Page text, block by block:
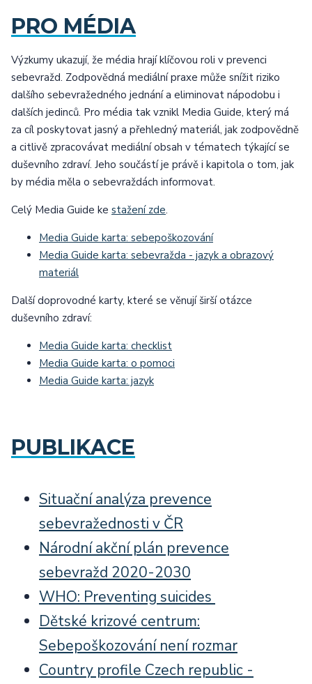
PRO MÉDIA
Výzkumy ukazují, že média hrají klíčovou roli v prevenci
sebevražd. Zodpovědná mediální praxe může snížit riziko
dalšího sebevražedného jednání a eliminovat nápodobu i
dalších jedinců. Pro média tak vznikl Media Guide, který má
za cíl poskytovat jasný a přehledný materiál, jak zodpovědně
a citlivě zpracovávat mediální obsah v tématech týkající se
duševního zdraví. Jeho součástí je právě i kapitola o tom, jak
by média měla o sebevraždách informovat.
Celý Media Guide ke stažení zde.
Media Guide karta: sebepoškozování
Media Guide karta: sebevražda - jazyk a obrazový
materiál
Další doprovodné karty, které se věnují širší otázce
duševního zdraví:
Media Guide karta: checklist
Media Guide karta: o pomoci
Media Guide karta: jazyk
PUBLIKACE
Situační analýza prevence
sebevražednosti v ČR
Národní akční plán prevence
sebevražd 2020-2030
WHO: Preventing suicides
Dětské krizové centrum:
Sebepoškozování není rozmar
Country profile Czech republic -